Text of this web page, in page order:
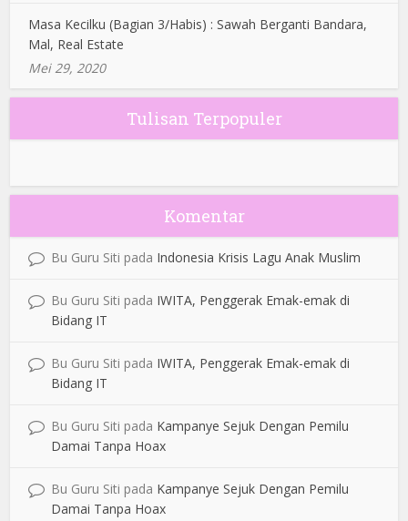
Masa Kecilku (Bagian 3/Habis) : Sawah Berganti Bandara,
Mal, Real Estate
Mei 29, 2020
Tulisan Terpopuler
Komentar
Bu Guru Siti pada Indonesia Krisis Lagu Anak Muslim
Bu Guru Siti pada IWITA, Penggerak Emak-emak di
Bidang IT
Bu Guru Siti pada IWITA, Penggerak Emak-emak di
Bidang IT
Bu Guru Siti pada Kampanye Sejuk Dengan Pemilu
Damai Tanpa Hoax
Bu Guru Siti pada Kampanye Sejuk Dengan Pemilu
Damai Tanpa Hoax